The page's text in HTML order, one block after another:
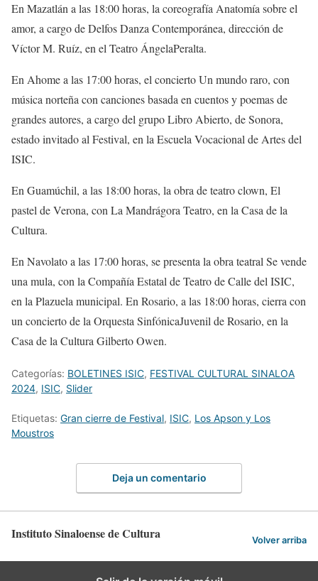
En Mazatlán a las 18:00 horas, la coreografía Anatomía sobre el
amor, a cargo de Delfos Danza Contemporánea, dirección de
Víctor M. Ruíz, en el Teatro ÁngelaPeralta.
En Ahome a las 17:00 horas, el conciertoUn mundo raro, con
música norteña con canciones basada en cuentos y poemas de
grandes autores, a cargo del grupo Libro Abierto, de Sonora,
estado invitado al Festival, en la Escuela Vocacional de Artesdel
ISIC.
En Guamúchil, a las 18:00 horas, la obra de teatro clown, El
pastel de Verona, con La Mandrágora Teatro, en la Casa de la
Cultura.
En Navolatoa las 17:00 horas, se presenta la obra teatral Se vende
una mula, con la Compañía Estatal de Teatro de Calle del ISIC,
en la Plazuela municipal. En Rosario, a las 18:00 horas, cierra con
un concierto de la Orquesta SinfónicaJuvenil de Rosario, en la
Casa de la Cultura Gilberto Owen.
Categorías: BOLETINES ISIC, FESTIVAL CULTURAL SINALOA
2024, ISIC, Slider
Etiquetas: Gran cierre de Festival, ISIC, Los Apson y Los
Moustros
Deja un comentario
Instituto Sinaloense de Cultura Volver arriba